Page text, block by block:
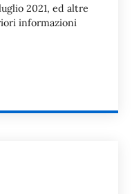
2021, ed altre
informazioni